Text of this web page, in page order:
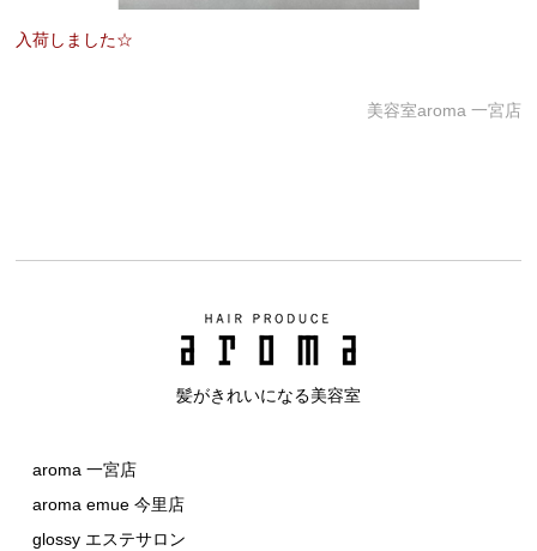
入荷しました☆
美容室aroma 一宮店
髪がきれいになる美容室
aroma 一宮店
aroma emue 今里店
glossy エステサロン